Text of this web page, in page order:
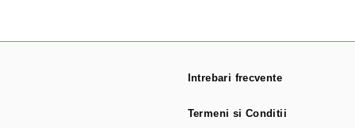
Intrebari frecvente
Termeni si Conditii